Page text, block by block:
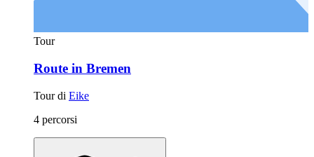
Tour
Route in Bremen
Tour di Eike
4 percorsi